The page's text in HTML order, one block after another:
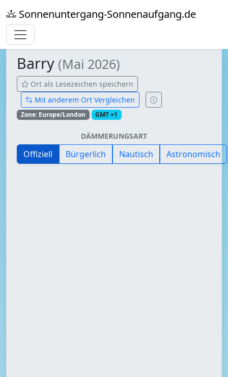
Sonnenuntergang-Sonnenaufgang.de
Barry (Mai 2026)
Ort als Lesezeichen speichern
Mit anderem Ort Vergleichen
Zone: Europe/London GMT +1
DÄMMERUNGSART
Offiziell Bürgerlich Nautisch Astronomisch